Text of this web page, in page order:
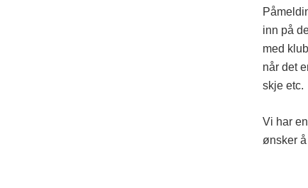
inn på
med
når det
skje etc.
Vi har
ønsker